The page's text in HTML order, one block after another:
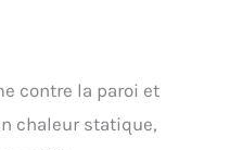
contre la paroi et
chaleur statique,